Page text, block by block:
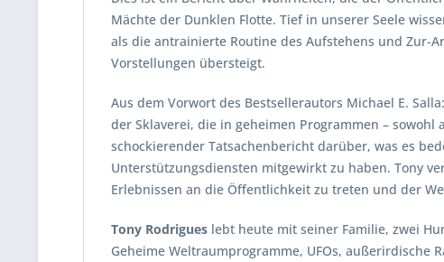
Mächte der Dunklen Flotte. Tief in unserer Seele
als die antrainierte Routine des Aufstehens und Zur-
Vorstellungen übersteigt.
Aus dem Vorwort des Bestsellerautors Michael E.
der Sklaverei, die in geheimen Programmen –
schockierender Tatsachenbericht darüber, was es
Unterstützungsdiensten mitgewirkt zu haben. Tony
Erlebnissen an die Öffentlichkeit zu treten und der
Tony Rodrigues lebt heute mit seiner Familie, zwei
Geheime Weltraumprogramme, UFOs, außerirdische